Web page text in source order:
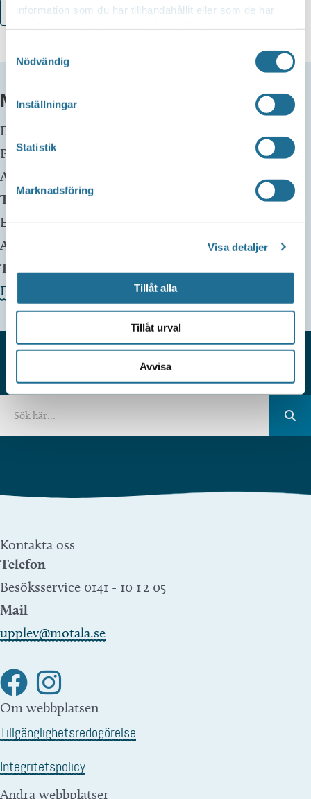
information som du har tillhandahållit eller som de har
Nödvändig
Inställningar
Statistik
Marknadsföring
Visa detaljer
Tillåt alla
Tillåt urval
Avvisa
Lägg till i kalender
MER INFO
Datum:
Plats:Stora Torget Motala
Adress:
Telefon:
E-mail:info@tillvaxtmotala.se
Arrangör:
Telefonnummer arrangör:
Evenemangets webbplats »
HITTAR DU INTE VAD DU SÖKER?
Kontakta oss
Telefon
Besöksservice 0141 - 10 1 2 05
Mail
upplev@motala.se
Om webbplatsen
Tillgänglighetsredogörelse
Integritetspolicy
Andra webbplatser